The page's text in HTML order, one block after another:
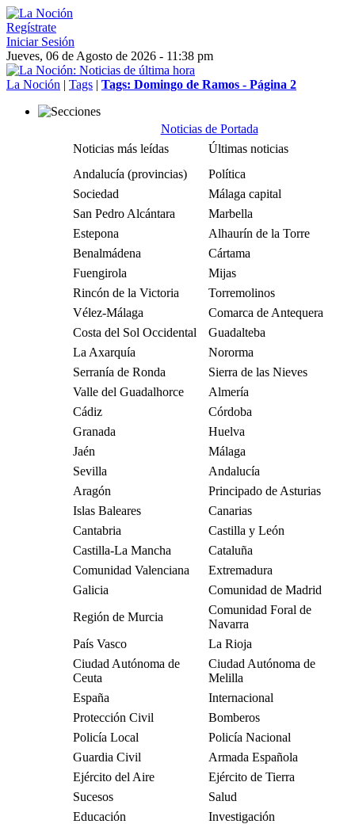
Regístrate
Iniciar Sesión
Jueves, 06 de Agosto de 2026 - 11:38 pm
La Noción | Tags | Tags: Domingo de Ramos - Página 2
Noticias de Portada
Noticias más leídas
Últimas noticias
Andalucía (provincias)
Política
Sociedad
Málaga capital
San Pedro Alcántara
Marbella
Estepona
Alhaurín de la Torre
Benalmádena
Cártama
Fuengirola
Mijas
Rincón de la Victoria
Torremolinos
Vélez-Málaga
Comarca de Antequera
Costa del Sol Occidental
Guadalteba
La Axarquía
Nororma
Serranía de Ronda
Sierra de las Nieves
Valle del Guadalhorce
Almería
Cádiz
Córdoba
Granada
Huelva
Jaén
Málaga
Sevilla
Andalucía
Aragón
Principado de Asturias
Islas Baleares
Canarias
Cantabria
Castilla y León
Castilla-La Mancha
Cataluña
Comunidad Valenciana
Extremadura
Galicia
Comunidad de Madrid
Región de Murcia
Comunidad Foral de
Navarra
País Vasco
La Rioja
Ciudad Autónoma de
Ceuta
Ciudad Autónoma de
Melilla
España
Internacional
Protección Civil
Bomberos
Policía Local
Policía Nacional
Guardia Civil
Armada Española
Ejército del Aire
Ejército de Tierra
Sucesos
Salud
Educación
Investigación